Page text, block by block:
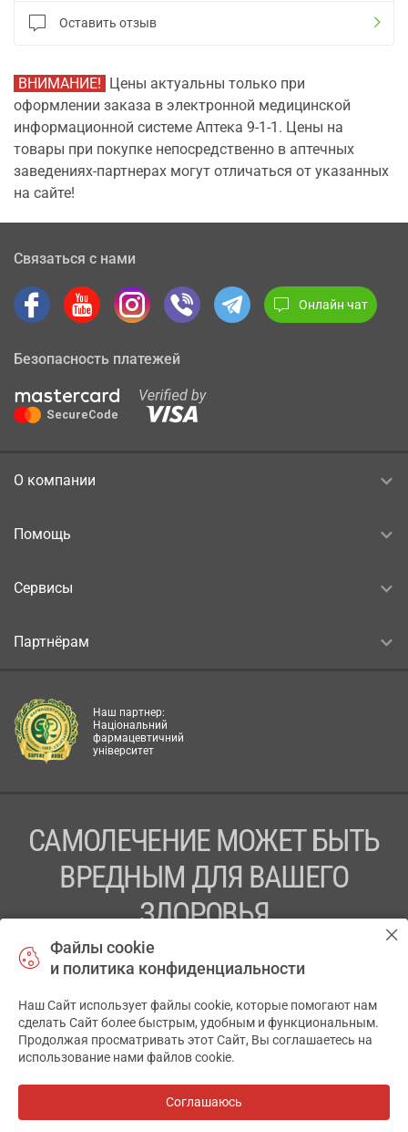
Оставить отзыв
ВНИМАНИЕ! Цены актуальны только при
оформлении заказа в электронной медицинской
информационной системе Аптека 9-1-1. Цены на
товары при покупке непосредственно в аптечных
заведениях-партнерах могут отличаться от указанных
на сайте!
Связаться с нами
Онлайн чат
Безопасность платежей
О компании
Помощь
Сервисы
Партнёрам
Наш партнер:
Національний
фармацевтичний
університет
САМОЛЕЧЕНИЕ МОЖЕТ БЫТЬ
ВРЕДНЫМ ДЛЯ ВАШЕГО
ЗДОРОВЬЯ
ПЕРЕД ПРИМЕНЕНИЕМ ПРЕПАРАТА
ПРОКОНСУЛЬТИРУЙТЕСЬ С ВРАЧОМ
ТОВ «АПТЕКА 911.ЮА» Код ЄДРПОУ 43631965.
Отказ от ответственности
АПТЕКА911.ЮА
Файлы cookie
и политика конфиденциальности
Наш Сайт использует файлы cookie, которые помогают нам
сделать Сайт более быстрым, удобным и функциональным.
Продолжая просматривать этот Сайт, Вы соглашаетесь на
использование нами файлов cookie.
Соглашаюсь
✕